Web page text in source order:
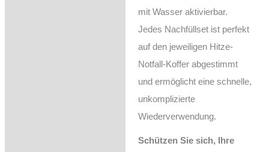
mit Wasser aktivierbar.
Jedes Nachfüllset ist perfekt
auf den jeweiligen Hitze-
Notfall-Koffer abgestimmt
und ermöglicht eine schnelle,
unkomplizierte
Wiederverwendung.
Schützen Sie sich, Ihre